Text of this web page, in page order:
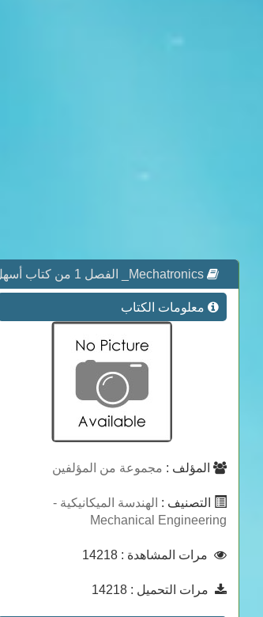
Mechatronics_ الفصل 1 من كتاب أسهل طريقة لتصميم أنظمة الميكاترونكس
معلومات الكتاب
المؤلف : مجموعة من المؤلفين
التصنيف : الهندسة الميكانيكية -
Mechanical Engineering
مرات المشاهدة : 14218
مرات التحميل : 14218